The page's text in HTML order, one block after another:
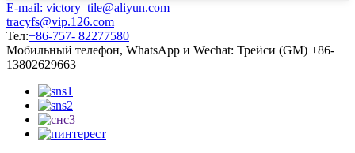
E-mail: victory_tile@aliyun.com
tracyfs@vip.126.com
Тел:+86-757- 82277580
Мобильный телефон, WhatsApp и Wechat: Трейси (GM) +86-
13802629663